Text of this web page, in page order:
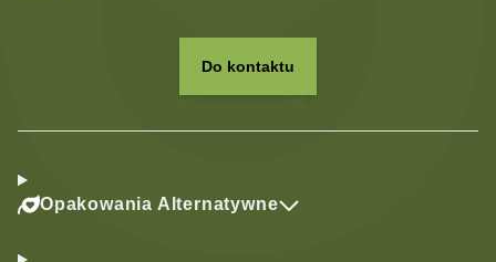
Do kontaktu
Opakowania Alternatywne